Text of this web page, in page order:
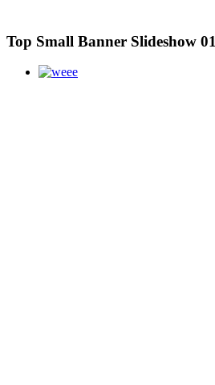
Top Small Banner Slideshow 01